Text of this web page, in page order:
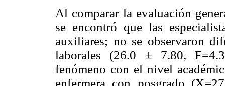
Al comparar la evaluación
se encontró que las
auxiliares; no se observaron
laborales (26.0 ± 7.80,
fenómeno con el nivel
enfermera con posgrado